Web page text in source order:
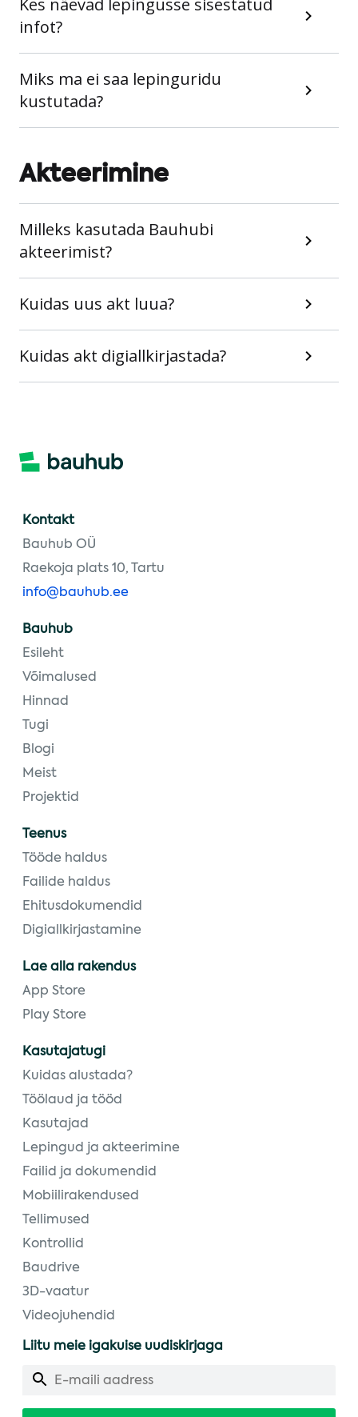
Kes näevad lepingusse sisestatud
infot?
Miks ma ei saa lepinguridu
kustutada?
Akteerimine
Milleks kasutada Bauhubi
akteerimist?
Kuidas uus akt luua?
Kuidas akt digiallkirjastada?
Kontakt
Bauhub OÜ
Raekoja plats 10, Tartu
info@bauhub.ee
Bauhub
Esileht
Võimalused
Hinnad
Tugi
Blogi
Meist
Projektid
Teenus
Tööde haldus
Failide haldus
Ehitusdokumendid
Digiallkirjastamine
Lae alla rakendus
App Store
Play Store
Kasutajatugi
Kuidas alustada?
Töölaud ja tööd
Kasutajad
Lepingud ja akteerimine
Failid ja dokumendid
Mobiilirakendused
Tellimused
Kontrollid
Baudrive
3D-vaatur
Videojuhendid
Liitu meie igakuise uudiskirjaga